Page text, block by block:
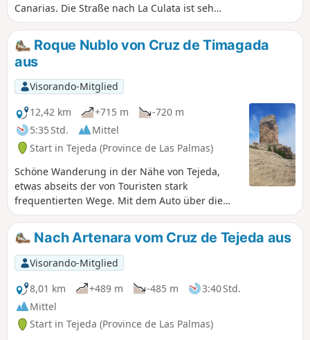
Canarias. Die Straße nach La Culata ist sehr
schön, aber schmal und kurvenreich. Hupen
Sie in den Kurven.
Roque Nublo von Cruz de Timagada
aus
Visorando-Mitglied
12,42 km
+715 m
-720 m
5:35 Std.
Mittel
Start in Tejeda (Province de Las Palmas)
Schöne Wanderung in der Nähe von Tejeda,
etwas abseits der von Touristen stark
frequentierten Wege. Mit dem Auto über die
GC-60 erreichbar; am Mirador Cruz de
Timagada gibt es einen kleinen Parkplatz, auf
dem man parken kann. Auf dieser Route
entdecken Sie beim Aufstieg zum Roque de
Nublode wunderschöne Ausblicke auf Teneriffa
auf der einen Seite und Fuerteventura auf der
anderen Seite.
Nach Artenara vom Cruz de Tejeda aus
Visorando-Mitglied
8,01 km
+489 m -485 m
3:40 Std.
Mittel
Start in Tejeda (Province de Las Palmas)